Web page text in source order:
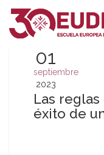
01
septiembre
2023
Las
éxito de